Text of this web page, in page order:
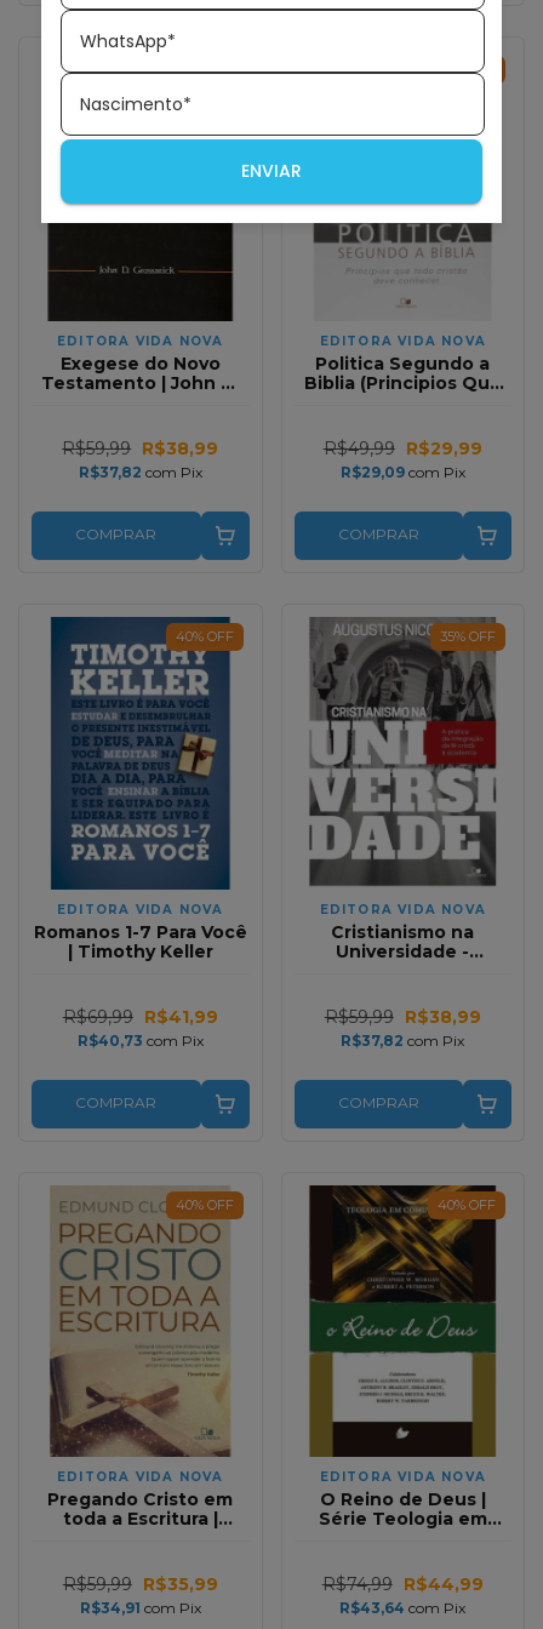
35%OFF
EDITORA VIDA NOVA
Exegese do Novo
Testamento | John D.
R$59,99 R$38,99
R$37,82 com Pix
COMPRAR
40%OFF
EDITORA VIDA NOVA
Politica Segundo a
Biblia (Principios Que
R$49,99 R$29,99
R$29,09 com Pix
COMPRAR
40% OFF
EDITORA VIDA NOVA
Romanos 1-7 Para Você
| Timothy Keller
R$69,99 R$41,99
R$40,73 com Pix
COMPRAR
35% OFF
EDITORA VIDA NOVA
Cristianismo na
Universidade -
R$59,99 R$38,99
R$37,82com Pix
COMPRAR
40% OFF
EDITORA VIDA NOVA
Pregando Cristo em
toda a Escritura |
R$59,99 R$35,99
R$34,91 com Pix
40% OFF
EDITORA VIDA NOVA
O Reino de Deus |
Série Teologia em
R$74,99 R$44,99
R$43,64com Pix
WhatsApp*
Nascimento*
ENVIAR